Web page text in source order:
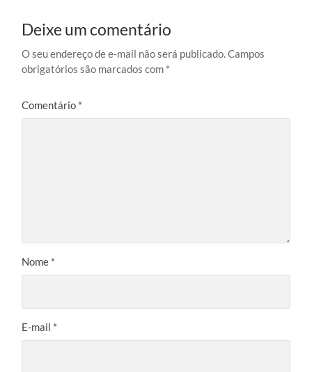
Deixe um comentário
O seu endereço de e-mail não será publicado.Campos
obrigatórios são marcados com *
Comentário *
Nome *
E-mail *